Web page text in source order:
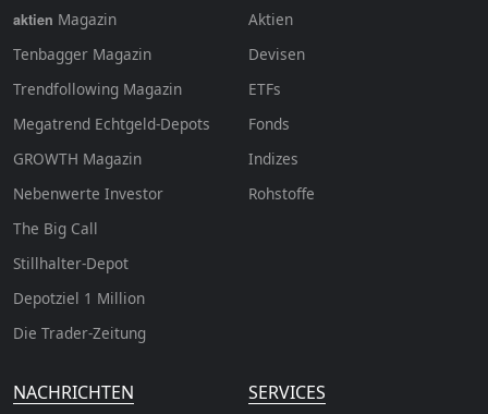
aktien Magazin
Tenbagger Magazin
Trendfollowing Magazin
Megatrend Echtgeld-Depots
GROWTH Magazin
Nebenwerte Investor
The Big Call
Stillhalter-Depot
Depotziel 1 Million
Die Trader-Zeitung
Aktien
Devisen
ETFs
Fonds
Indizes
Rohstoffe
NACHRICHTEN SERVICES